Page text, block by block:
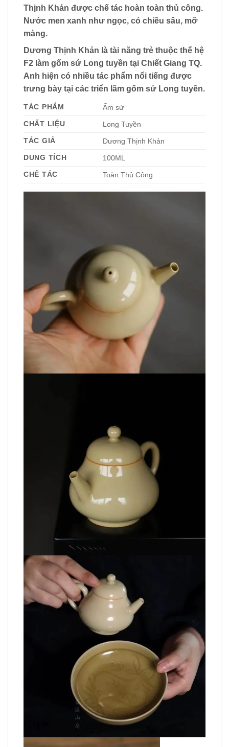
Thịnh Khản được chế tác hoàn toàn thủ công.
Nước men xanh như ngọc, có chiều sâu, mỡ
màng.
Dương Thịnh Khản là tài năng trẻ thuộc thế hệ
F2 làm gốm sứ Long tuyền tại Chiết Giang TQ.
Anh hiện có nhiều tác phẩm nổi tiếng được
trưng bày tại các triển lãm gốm sứ Long tuyền.
TÁC PHẨM
Ấm sứ
CHẤT LIỆU
Long Tuyền
TÁC GIẢ
Dương Thịnh Khản
DUNG TÍCH
100ML
CHẾ TÁC
Toàn Thủ Công